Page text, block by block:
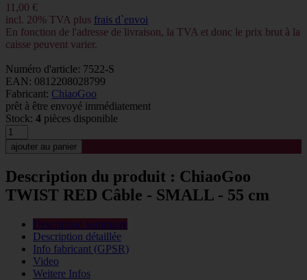
11,00 €
incl. 20% TVA plus frais d`envoi
En fonction de l'adresse de livraison, la TVA et donc le prix brut à la
caisse peuvent varier.
Numéro d'article: 7522-S
EAN: 0812208028799
Fabricant: ChiaoGoo
prêt à être envoyé immédiatement
Stock: 4 pièces disponible
Description du produit : ChiaoGoo
TWIST RED Câble - SMALL - 55 cm
Description sommaire
Description détaillée
Info fabricant (GPSR)
Video
Weitere Infos